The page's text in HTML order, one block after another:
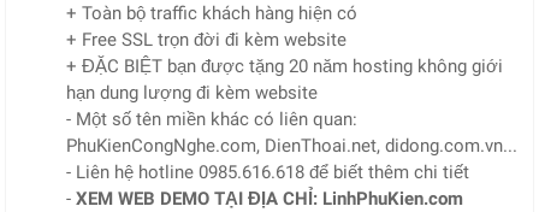
+ Toàn bộ traffic khách hàng hiện có
+ Free SSL trọn đời đi kèm website
+ ĐẶC BIỆT bạn được tặng 20 năm hosting không giới
hạn dung lượng đi kèm website
- Một số tên miền khác có liên quan:
PhuKienCongNghe.com, DienThoai.net, didong.com.vn...
- Liên hệ hotline 0985.616.618 để biết thêm chi tiết
-XEM WEB DEMO TẠI ĐỊA CHỈ: LinhPhuKien.com